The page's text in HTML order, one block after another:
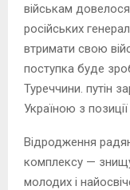
військам
російських
втримати свою
поступка буде
Туреччини. путін
Україною з
Відродження
комплексу —
молодих і